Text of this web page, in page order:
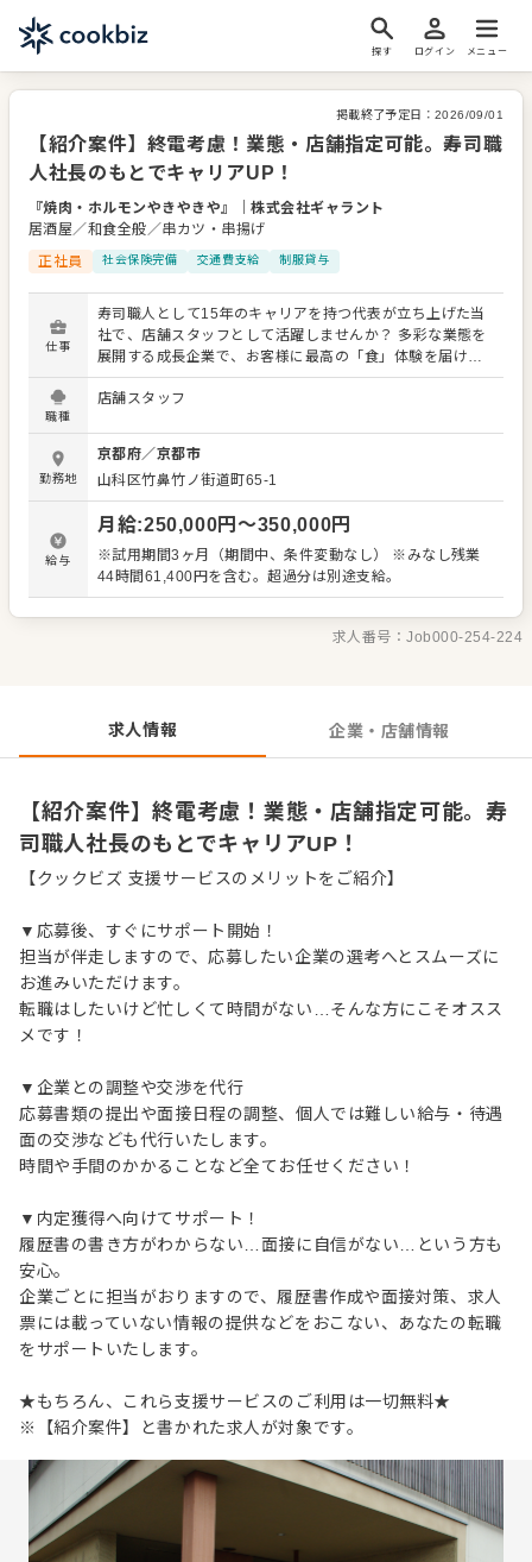
探す ログイン メニュー
掲載終了予定日： 2026/09/01
【紹介案件】終電考慮！業態・店舗指定可能。寿司職
人社長のもとでキャリアUP！
『焼肉・ホルモンやきやきや』 ｜株式会社ギャラント
居酒屋／和食全般／串カツ・串揚げ
正社員
社会保険完備 交通費支給 制服貸与
仕事
寿司職人として15年のキャリアを持つ代表が立ち上げた当
社で、店舗スタッフとして活躍しませんか？ 多彩な業態を
展開する成長企業で、お客様に最高の「食」体験を届けま
しょう。 入社後、まずはメニューを覚えることからスター
ト。レギュラーメニューに加え、季節限定メニューも提供
内、オーダー、レジ対応など）、簡単な調理や仕込み、仕
入れ・在庫管理、まかない作り、アルバイトスタッフの教
育など、 多岐にわたる業務をお任せします。 よりよいお店
づくりのためのオペレーション改善や構築についてのアイ
デアも大歓迎です。 スキルに合わせた業務から始め、先輩
スタッフが丁寧にサポート。経験が浅い方も安心して成長
できる環境です。 出店予定も豊富で、将来は店長や料理
＜おすすめポイント＞ 業態や店舗の指定が可能です。終電
を考慮した勤務で、プライベートも確保できます。 独立支
職種
店舗スタッフ
勤務地
京都府／京都市
山科区竹鼻竹ノ街道町65-1
給与
月給:250,000円〜350,000円
※試用期間3ヶ月（期間中、条件変動なし） ※みなし残業
44時間61,400円を含む。超過分は別途支給。
求人番号：Job000-254-224
求人情報 企業・店舗情報
【紹介案件】終電考慮！業態・店舗指定可能。寿
司職人社長のもとでキャリアUP！
【クックビズ 支援サービスのメリットをご紹介】
▼応募後、すぐにサポート開始！
担当が伴走しますので、応募したい企業の選考へとスムーズに
お進みいただけます。
転職はしたいけど忙しくて時間がない…そんな方にこそオスス
メです！
▼企業との調整や交渉を代行
応募書類の提出や面接日程の調整、個人では難しい給与・待遇
面の交渉なども代行いたします。
時間や手間のかかることなど全てお任せください！
▼内定獲得へ向けてサポート！
履歴書の書き方がわからない…面接に自信がない…という方も
安心。
企業ごとに担当がおりますので、履歴書作成や面接対策、求人
票には載っていない情報の提供などをおこない、あなたの転職
をサポートいたします。
★もちろん、これら支援サービスのご利用は一切無料★
※【紹介案件】と書かれた求人が対象です。